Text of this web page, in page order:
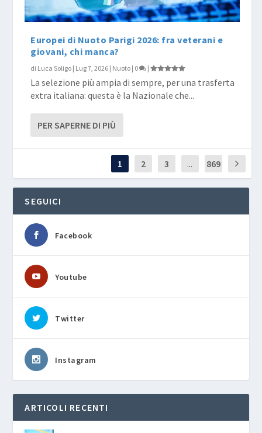
Europei di Nuoto Parigi 2026: fra veterani e
giovani, chi manca?
di Luca Soligo | Lug 7, 2026 | Nuoto | 0 |
La selezione più ampia di sempre, per una trasferta
extra italiana: questa è la Nazionale che...
PER SAPERNE DI PIÙ
1 2 3 ... 869
SEGUICI
Facebook
Youtube
Twitter
Instagram
ARTICOLI RECENTI